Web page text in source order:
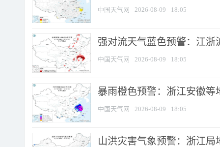
中国天气网 2026-08-09 18:05
强对流天气蓝色预警：江浙
中国天气网 2026-08-09 18:05
暴雨橙色预警：浙江安徽等
中国天气网 2026-08-09 18:05
山洪灾害气象预警：浙江